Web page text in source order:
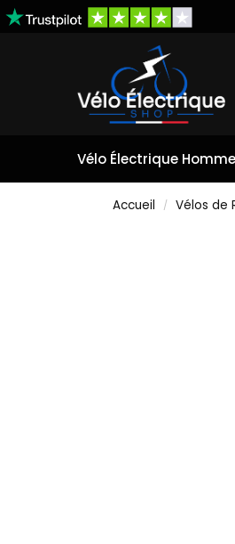
Vélo Électrique Homme
Accueil / Vélos de